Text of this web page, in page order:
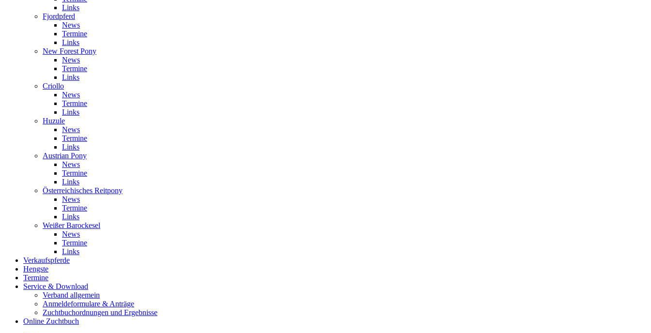
Links
Fjordpferd
News
Termine
Links
New Forest Pony
News
Termine
Links
Criollo
News
Termine
Links
Huzule
News
Termine
Links
Austrian Pony
News
Termine
Links
Österreichisches Reitpony
News
Termine
Links
Weißer Barockesel
News
Termine
Links
Verkaufspferde
Hengste
Termine
Service & Download
Verband allgemein
Anmeldeformulare & Anträge
Zuchtbuchordnungen und Ergebnisse
Online Zuchtbuch